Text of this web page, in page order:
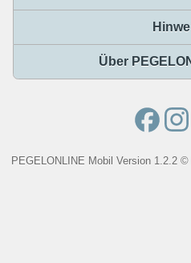
Über
PEGELONLINE Mobil Version 1.2.2